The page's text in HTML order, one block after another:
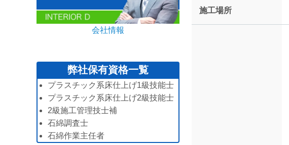
施工場所
会社情報
弊社保有資格一覧
プラスチック系床仕上げ1級技能士
プラスチック系床仕上げ2級技能士
2級施工管理技士補
石綿調査士
石綿作業主任者